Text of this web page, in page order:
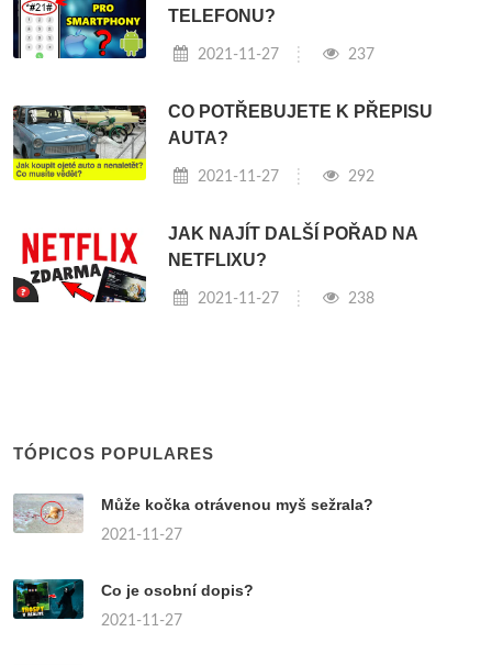
TELEFONU?
2021-11-27 237
CO POTŘEBUJETE K PŘEPISU
AUTA?
2021-11-27 292
JAK NAJÍT DALŠÍ POŘAD NA
NETFLIXU?
2021-11-27 238
TÓPICOS POPULARES
Může kočka otrávenou myš sežrala?
2021-11-27
Co je osobní dopis?
2021-11-27